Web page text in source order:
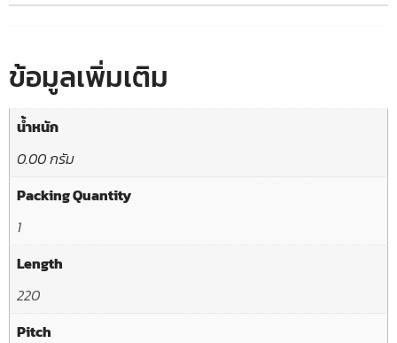
ข้อมูลเพิ่มเติม
น้ำหนัก
0.00 กรัม
Packing Quantity
1
Length
220
Pitch